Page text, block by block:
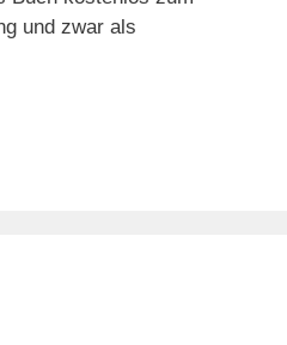
und zwar als